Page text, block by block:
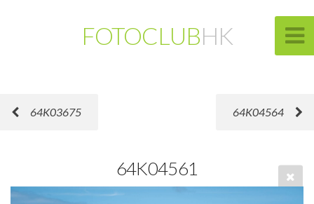
FOTOCLUBHK
64K03675 64K04564
64K04561